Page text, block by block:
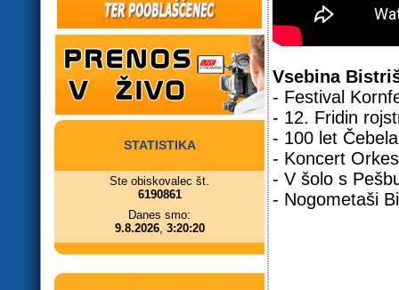
STATISTIKA
Ste obiskovalec št.
6190861
Danes smo:
9.8.2026, 3:20:20
Vsebina
- Festival
- 12. Fridin
- 100 let
- Koncert
- V šolo s
- Nogometaši